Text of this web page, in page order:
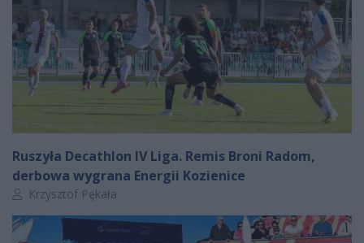
Ruszyła Decathlon IV Liga. Remis Broni Radom,
derbowa wygrana Energii Kozienice
Autor artykułu:
Krzysztof Pękała